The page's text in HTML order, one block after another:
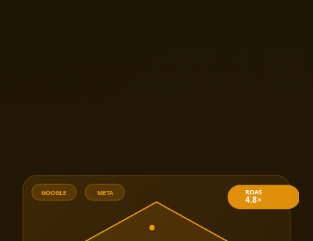
GOOGLE META ROAS
4.8×